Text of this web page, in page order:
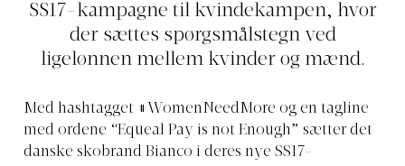
SS17-kampagne til kvindekampen, hvor
der sættes spørgsmålstegn ved
ligelønnen mellem kvinder og mænd.
Med hashtagget #WomenNeedMore og en tagline
med ordene “Equeal Pay is not Enough” sætter det
danske skobrand Bianco i deres nye SS17-